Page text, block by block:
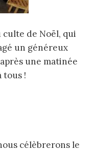
de Noël, qui
un généreux
une matinée
tous !
célèbrerons le